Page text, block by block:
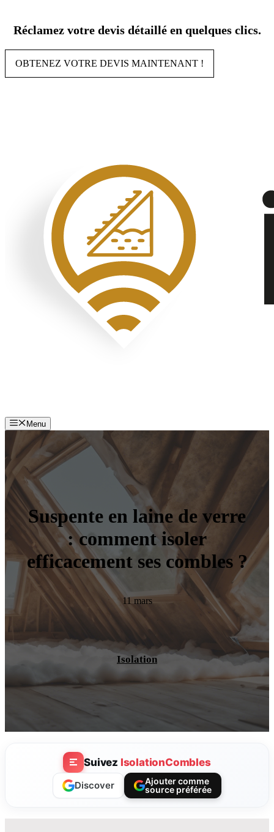
contenu
Réclamez votre devis détaillé en quelques clics.
OBTENEZ VOTRE DEVIS MAINTENANT !
Menu
Suspente en laine de verre
: comment isoler
efficacement ses combles ?
11 mars
Isolation
Suivez IsolationCombles
Discover
Ajouter comme
source préférée